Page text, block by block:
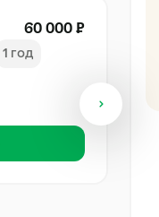
60 000 ₽
1 год